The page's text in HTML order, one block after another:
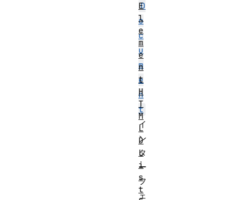
D
o
c
u
m
e
n
t
イ
ン
タ
ー
フ
ェ
E
l
e
m
e
n
t
H
T
M
L
D
L
i
s
t